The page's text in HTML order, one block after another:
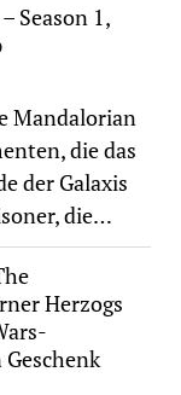
Season 1,
Mandalorian
die das
der Galaxis
die…
Herzogs